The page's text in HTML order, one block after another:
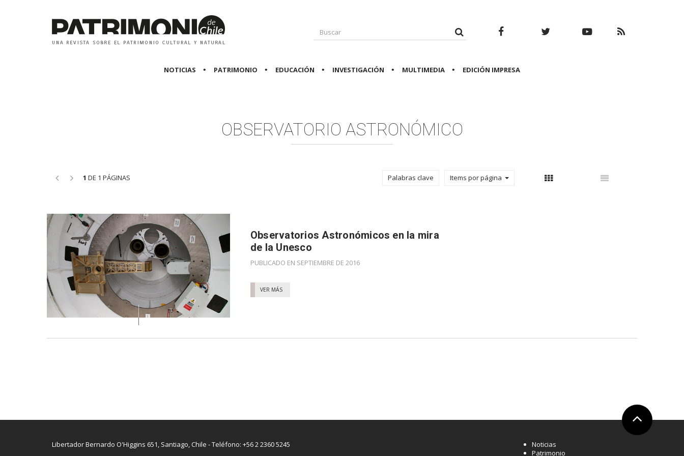
NOTICIAS PATRIMONIO EDUCACIÓN INVESTIGACIÓN MULTIMEDIA EDICIÓN IMPRESA
OBSERVATORIO ASTRONÓMICO
<< >> 1 DE 1 PÁGINAS Palabras clave Items por página Con thumbnail Sin thumbnail
Observatorios Astronómicos en la mira
de la Unesco
PUBLICADO EN SEPTIEMBRE DE 2016
VER MÁS
Ir arriba
Libertador Bernardo O'Higgins 651, Santiago, Chile - Teléfono: +56 2 2360 5245
Noticias
Patrimonio